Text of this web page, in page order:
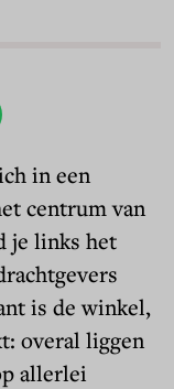
in een
centrum van
je links het
is de winkel,
overal liggen
allerlei